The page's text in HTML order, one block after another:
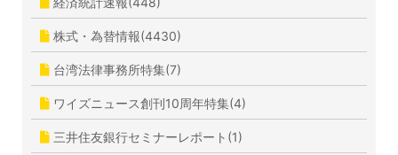
株式・為替情報(4430)
台湾法律事務所特集(7)
ワイズニュース創刊10周年特集(4)
三井住友銀行セミナーレポート(1)